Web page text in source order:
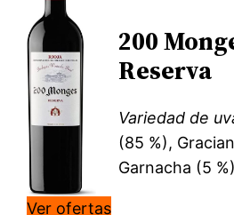
200
Reserva
Variedad de
(85 %),
Garnacha (5 %)
Ver ofertas